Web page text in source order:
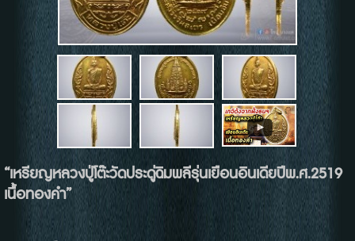
“เหรียญหลวงปู่โต๊ะวัดประดู่ฉิมพลีรุ่นเยือนอินเดียปีพ.ศ.2519
เนื้อทองคำ”